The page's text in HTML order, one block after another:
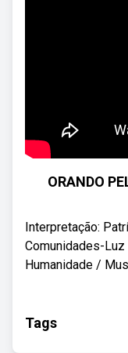
ORANDO
Interpretação:
Comunidades-Luz
Humanidade /
Tags